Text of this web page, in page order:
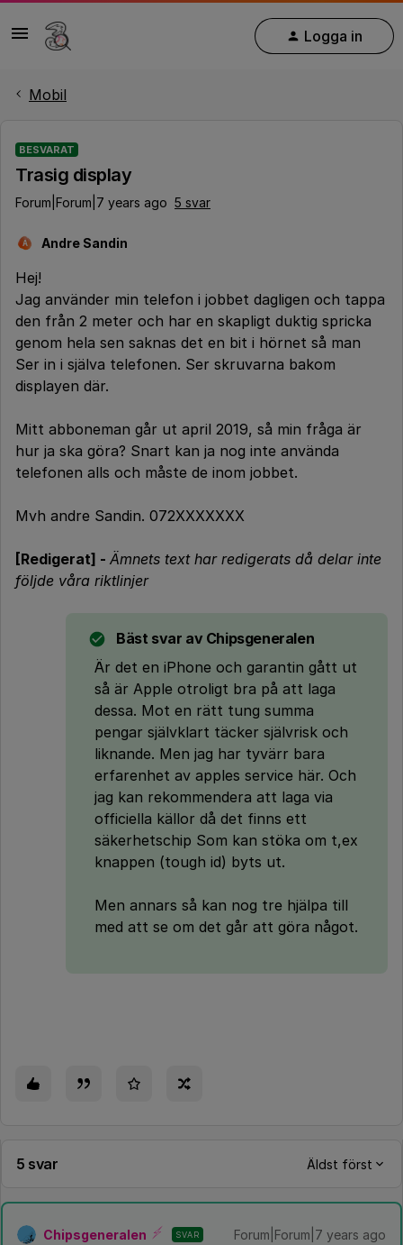
Logga in
Mobil
BESVARAT
Trasig display
Forum|Forum|7 years ago 5 svar
A Andre Sandin
Hej!
Jag använder min telefon i jobbet dagligen och tappa
den från 2 meter och har en skapligt duktig spricka
genom hela sen saknas det en bit i hörnet så man
Ser in i själva telefonen. Ser skruvarna bakom
displayen där.
Mitt abboneman går ut april 2019, så min fråga är
hur ja ska göra? Snart kan ja nog inte använda
telefonen alls och måste de inom jobbet.
Mvh andre Sandin. 072XXXXXXX
[Redigerat] - Ämnets text har redigerats då delar inte
följde våra riktlinjer
Bäst svar av Chipsgeneralen
Är det en iPhone och garantin gått ut
så är Apple otroligt bra på att laga
dessa. Mot en rätt tung summa
pengar självklart täcker självrisk och
liknande. Men jag har tyvärr bara
erfarenhet av apples service här. Och
jag kan rekommendera att laga via
officiella källor då det finns ett
säkerhetschip Som kan stöka om t,ex
knappen (tough id) byts ut.
Men annars så kan nog tre hjälpa till
med att se om det går att göra något.
5 svar Äldst först
Chipsgeneralen SVAR Forum|Forum|7 years ago